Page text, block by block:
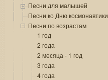
Песни для малышей
Песни ко Дню космонавтики
Песни по возрастам
1 год
2 года
2 месяца - 1 год
3 года
4 года